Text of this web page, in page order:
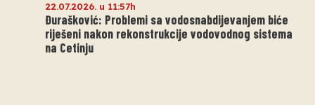
22.07.2026. u 11:57h
Đurašković: Problemi sa vodosnabdijevanjem biće
riješeni nakon rekonstrukcije vodovodnog sistema
na Cetinju